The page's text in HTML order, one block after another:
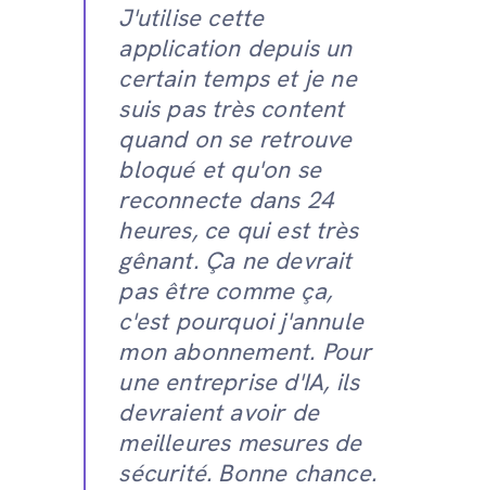
J'utilise cette
application depuis un
certain temps et je ne
suis pas très content
quand on se retrouve
bloqué et qu'on se
reconnecte dans 24
heures, ce qui est très
gênant. Ça ne devrait
pas être comme ça,
c'est pourquoi j'annule
mon abonnement. Pour
une entreprise d'IA, ils
devraient avoir de
meilleures mesures de
sécurité. Bonne chance.